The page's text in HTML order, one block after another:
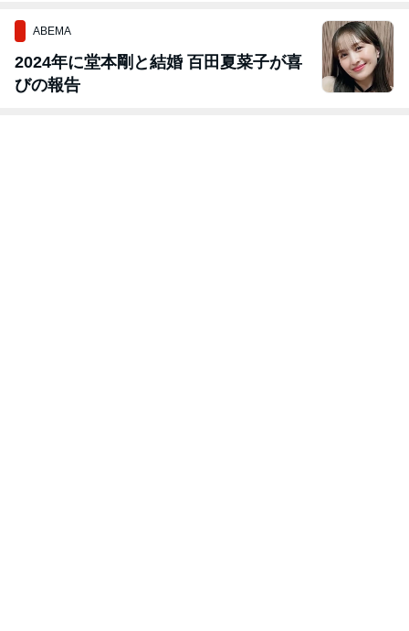
ABEMA
2024年に堂本剛と結婚 百田夏菜子が喜
びの報告